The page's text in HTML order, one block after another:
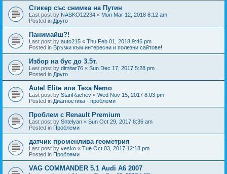
Стикер със снимка на Путин
Last post by NASKO12234 « Mon Mar 12, 2018 8:12 am
Posted in Друго
Панимайш?!
Last post by auto215 « Thu Feb 01, 2018 9:46 pm
Posted in Връзки към интересни и полезни сайтове!
Избор на бус до 3.5т.
Last post by dimitar76 « Sun Dec 17, 2017 5:28 pm
Posted in Друго
Autel Elite или Texa Nemo
Last post by StanRachev « Wed Nov 15, 2017 8:03 pm
Posted in Диагностика - проблеми
Проблем с Renault Premium
Last post by Shtelyan « Sun Oct 29, 2017 8:36 am
Posted in Проблеми
датчик променлива геометрия
Last post by vesko « Tue Oct 03, 2017 12:18 pm
Posted in Проблеми
VAG COMMANDER 5.1 Audi A6 2007